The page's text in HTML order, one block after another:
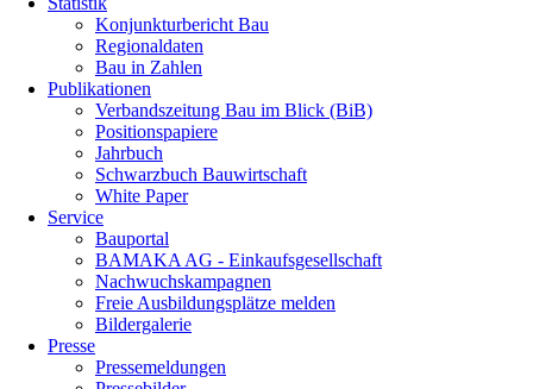
Konjunkturbericht Bau
Regionaldaten
Bau in Zahlen
Publikationen
Verbandszeitung Bau im Blick (BiB)
Positionspapiere
Jahrbuch
Schwarzbuch Bauwirtschaft
White Paper
Service
Bauportal
BAMAKA AG - Einkaufsgesellschaft
Nachwuchskampagnen
Freie Ausbildungsplätze melden
Bildergalerie
Presse
Pressemeldungen